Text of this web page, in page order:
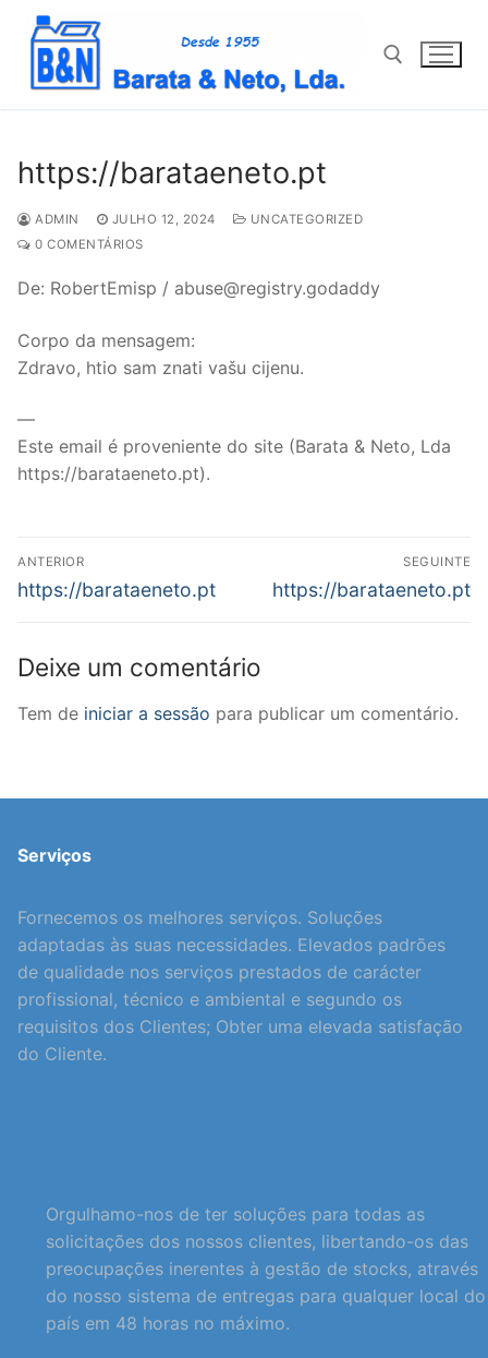
Saltar
para
conteúdo
https://barataeneto.pt
ADMIN JULHO 12, 2024
UNCATEGORIZED
0 COMENTÁRIOS
De: RobertEmisp / abuse@registry.godaddy
Corpo da mensagem:
Zdravo, htio sam znati vašu cijenu.
—
Este email é proveniente do site (Barata & Neto, Lda
https://barataeneto.pt).
Navegação
de
ANTERIOR
Previous
https://barataeneto.pt
SEGUINTE
Next
https://barataeneto.pt
Deixe um comentário
Tem de iniciar a sessão para publicar um comentário.
Serviços
Fornecemos os melhores serviços. Soluções
adaptadas às suas necessidades. Elevados padrões
de qualidade nos serviços prestados de carácter
profissional, técnico e ambiental e segundo os
requisitos dos Clientes; Obter uma elevada satisfação
do Cliente.
Orgulhamo-nos de ter soluções para todas as
solicitações dos nossos clientes, libertando-os das
preocupações inerentes à gestão de stocks, através
do nosso sistema de entregas para qualquer local do
país em 48 horas no máximo.